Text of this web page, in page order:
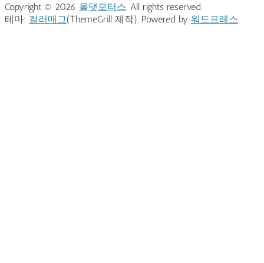
Copyright © 2026 올댓모터스. All rights reserved.
테마: 컬러매그(ThemeGrill 제작). Powered by 워드프레스.